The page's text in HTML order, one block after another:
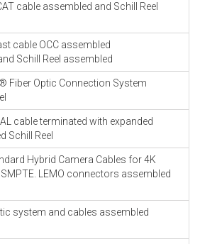
cable assembled and Schill Reel
cable OCC assembled
Schill Reel assembled
Fiber Optic Connection System
cable terminated with expanded
Schill Reel
Hybrid Camera Cables for 4K
LEMO connectors assembled
system and cables assembled